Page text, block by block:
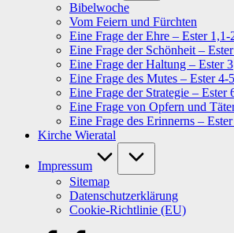
Bibelwoche
Vom Feiern und Fürchten
Eine Frage der Ehre – Ester 1,1-
Eine Frage der Schönheit –
Eine Frage der Haltung – Ester 3
Eine Frage des Mutes – Ester 4-5
Eine Frage der Strategie – Ester
Eine Frage von Opfern und
Eine Frage des Erinnerns –
Kirche Wieratal
Impressum
Sitemap
Datenschutzerklärung
Cookie-Richtlinie (EU)